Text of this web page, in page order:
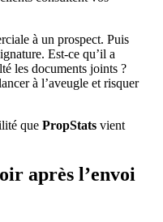
à un prospect. Puis
Est-ce qu’il a
les documents joints ?
à l’aveugle et risquer
que PropStats vient
après l’envoi